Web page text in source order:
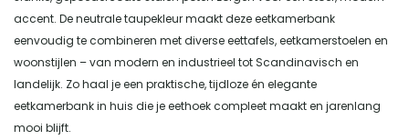
accent. De neutrale taupekleur maakt deze eetkamerbank
eenvoudig te combineren met diverse eettafels, eetkamerstoelen en
woonstijlen – van modern en industrieel tot Scandinavisch en
landelijk. Zo haal je een praktische, tijdloze én elegante
eetkamerbank in huis die je eethoek compleet maakt en jarenlang
mooi blijft.